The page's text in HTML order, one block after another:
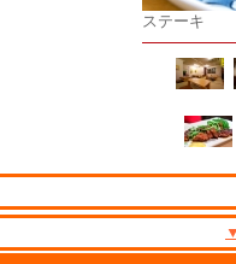
ステーキ